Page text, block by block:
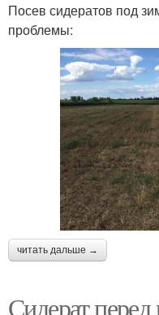
Посев сидератов под
проблемы:
читать дальше →
Сидерат